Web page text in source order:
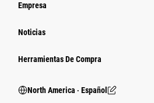
Empresa
Noticias
Herramientas De Compra
North America ‧ Español